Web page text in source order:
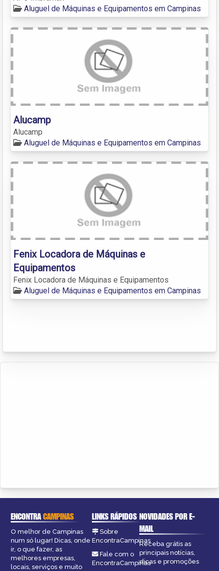
Aluguel de Máquinas e Equipamentos em Campinas
Alucamp
Alucamp
Aluguel de Máquinas e Equipamentos em Campinas
Fenix Locadora de Máquinas e
Equipamentos
Fenix Locadora de Máquinas e Equipamentos
Aluguel de Máquinas e Equipamentos em Campinas
ENCONTRACAMPINAS
O melhor de Campinas
num só lugar! Dicas, onde
ir, o que fazer, as
melhores empresas,
locais, serviços e muito
LINKS RÁPIDOS
Sobre
EncontraCampinas
Fale com o
EncontraCampinas
NOVIDADES POR E-
MAIL
Receba grátis as
principais notícias,
dicas e promoções